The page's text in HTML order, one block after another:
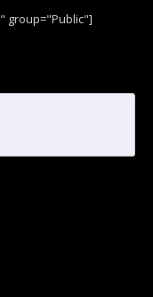
group="Public"]